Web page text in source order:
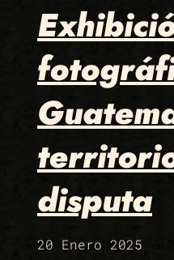
disputa
20 Enero 2025